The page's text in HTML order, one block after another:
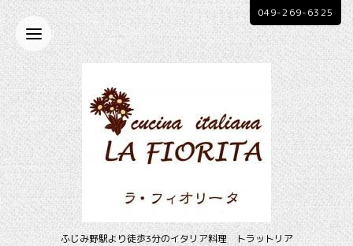
ふじみ野駅より徒歩3分のイタリア料理 トラットリア
049-269-6325